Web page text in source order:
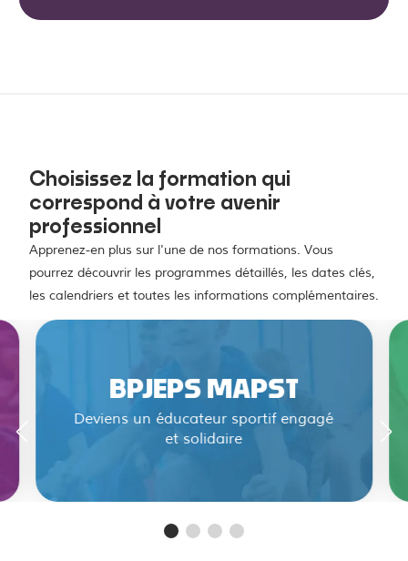
Choisissez la formation qui
correspond à votre avenir
professionnel
Apprenez-en plus sur l'une de nos formations. Vous
pourrez découvrir les programmes détaillés, les dates clés,
les calendriers et toutes les informations complémentaires.
BPJEPS MAPST
Deviens un éducateur sportif engagé
et solidaire